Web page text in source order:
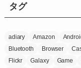
ータグ
adiary Amazon
Bluetooth
Browser
Flickr
Galaxy Game